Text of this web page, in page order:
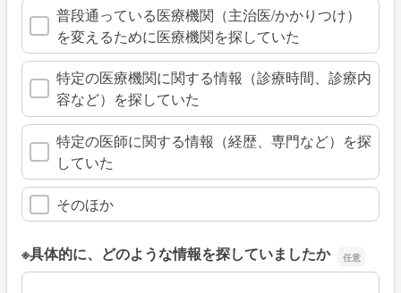
普段通っている医療機関（主治医/かかりつけ）
を変えるために医療機関を探していた
特定の医療機関に関する情報（診療時間、診療内
容など）を探していた
特定の医師に関する情報（経歴、専門など）を探
していた
そのほか
※具体的に、どのような情報を探していましたか
※具体的に、どのような情報を探していましたか